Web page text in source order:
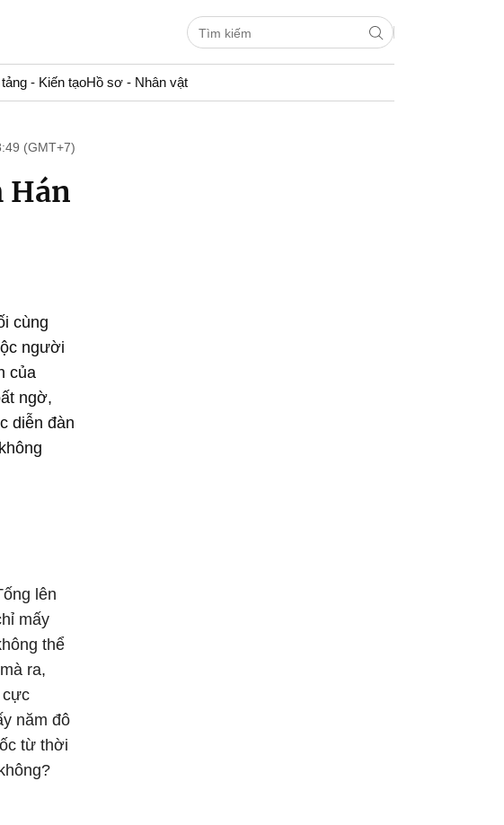
- Kiến tạoHồ sơ - Nhân vật
(GMT+7)
Hán
cùng
người
của
ngờ,
diễn đàn
lên
mấy
thể
ra,
cực
năm đô
từ thời